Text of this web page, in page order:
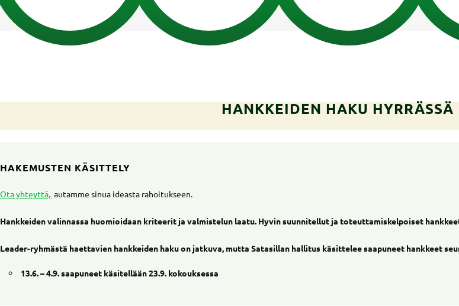
HANKKEIDEN HAKU HYRRÄSSÄ
HAKEMUSTEN KÄSITTELY
Ota yhteyttä, autamme sinua ideasta rahoitukseen.
Hankkeiden valinnassa huomioidaan kriteerit ja valmistelun laatu. Hyvin suunnitellut ja toteuttamiskelpoiset
Leader-ryhmästä haettavien hankkeiden haku on jatkuva, mutta Satasillan hallitus käsittelee saapuneet hankkeet
13.6. – 4.9. saapuneet käsitellään 23.9. kokouksessa